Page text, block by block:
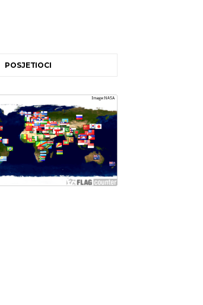
POSJETIOCI